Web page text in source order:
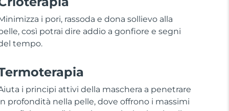
i pori, rassoda e dona sollievo alla
così potrai dire addio a gonfiore e segni
tempo.
i principi attivi della maschera a penetrare
profondità nella pelle, dove offrono i massimi